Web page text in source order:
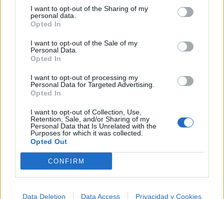
I want to opt-out of the Sharing of my
personal data.
Opted In
I want to opt-out of the Sale of my
Personal Data.
Opted In
I want to opt-out of processing my
Personal Data for Targeted Advertising.
Opted In
I want to opt-out of Collection, Use,
Retention, Sale, and/or Sharing of my
Personal Data that Is Unrelated with the
Purposes for which it was collected.
Opted Out
CONFIRM
Data Deletion Data Access Privacidad y Cookies
Ver perfil
@musicapuntocom Ver perfil